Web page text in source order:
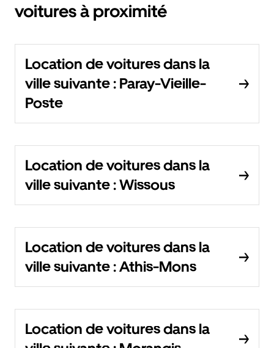
voitures à proximité
Location de voitures dans la
ville suivante : Paray-Vieille-
Poste
Location de voitures dans la
ville suivante : Wissous
Location de voitures dans la
ville suivante : Athis-Mons
Location de voitures dans la